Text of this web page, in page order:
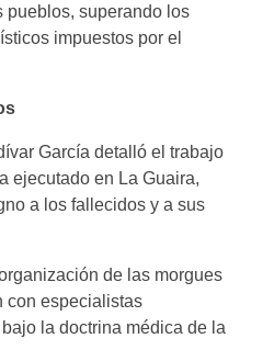
pueblos, superando los
impuestos por el
García detalló el trabajo
ejecutado en La Guaira,
a los fallecidos y a sus
de las morgues
con especialistas
la doctrina médica de la